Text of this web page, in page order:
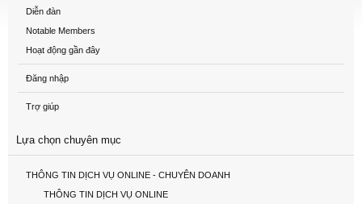
Diễn đàn
Notable Members
Hoạt động gần đây
Đăng nhập
Trợ giúp
Lựa chọn chuyên mục
THÔNG TIN DỊCH VỤ ONLINE - CHUYÊN DOANH
THÔNG TIN DỊCH VỤ ONLINE